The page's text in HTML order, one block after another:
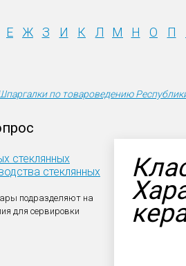
Е Ж З И К Л М Н О П
по товароведению
стеклянных
стеклянных
подразделяют на
для сервировки